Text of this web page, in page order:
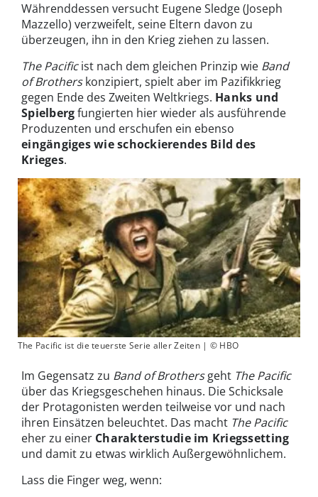
Währenddessen versucht Eugene Sledge (Joseph
Mazzello) verzweifelt, seine Eltern davon zu
überzeugen, ihn in den Krieg ziehen zu lassen.
The Pacificist nach dem gleichen Prinzip wie Band
of Brotherskonzipiert, spielt aber im Pazifikkrieg
gegen Ende des Zweiten Weltkriegs. Hanks und
Spielbergfungierten hier wieder als ausführende
Produzenten und erschufen ein ebenso
eingängiges wie schockierendes Bild des
Krieges.
The Pacific ist die teuerste Serie aller Zeiten | © HBO
Im Gegensatz zu Band of Brothersgeht The Pacific
über das Kriegsgeschehen hinaus. Die Schicksale
der Protagonisten werden teilweise vor und nach
ihren Einsätzen beleuchtet. Das macht The Pacific
eher zu einer Charakterstudie im Kriegssetting
und damit zu etwas wirklich Außergewöhnlichem.
Lass die Finger weg, wenn: